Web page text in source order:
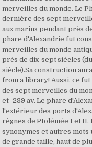
merveilles du monde. Le
dernière des sept
aux marins pendant près
phare d'Alexandrie fut
merveilles du monde
près de dix-sept siècles
siècle).Sa construction
from a library! Aussi, ce
des sept merveilles du
et -289 av. Le phare
l'extérieur des ports
règnes de Ptolémée I et
synonymes et autres mots
de grande taille, haut de